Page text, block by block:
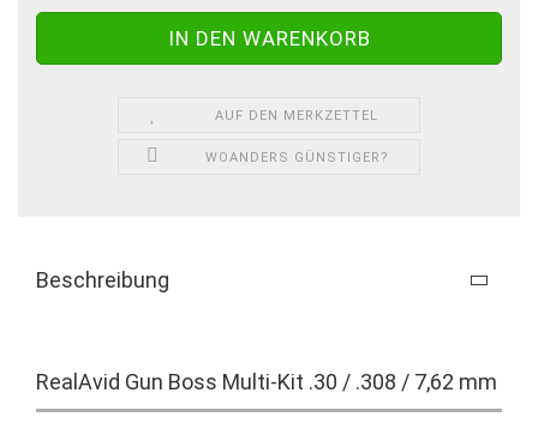
AUF DEN MERKZETTEL
WOANDERS GÜNSTIGER?
Beschreibung
RealAvid Gun Boss Multi-Kit .30 / .308 / 7,62 mm